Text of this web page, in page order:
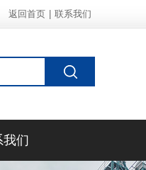
返回首页 联系我们
我们